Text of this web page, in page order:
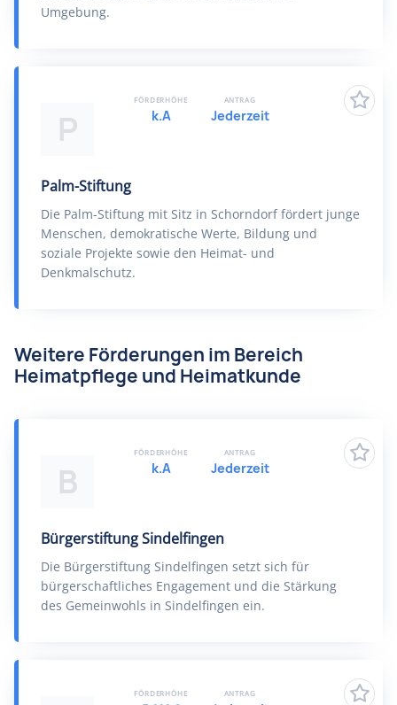
Umgebung.
P
Palm-Stiftung
Die Palm-Stiftung mit Sitz in Schorndorf fördert junge
Menschen, demokratische Werte, Bildung und
soziale Projekte sowie den Heimat- und
Denkmalschutz.
FÖRDERHÖHE
k.A
ANTRAG
Jederzeit
Weitere Förderungen im Bereich
Heimatpflege und Heimatkunde
B
Bürgerstiftung Sindelfingen
Die Bürgerstiftung Sindelfingen setzt sich für
bürgerschaftliches Engagement und die Stärkung
des Gemeinwohls in Sindelfingen ein.
FÖRDERHÖHE
k.A
ANTRAG
Jederzeit
FÖRDERHÖHE ANTRAG